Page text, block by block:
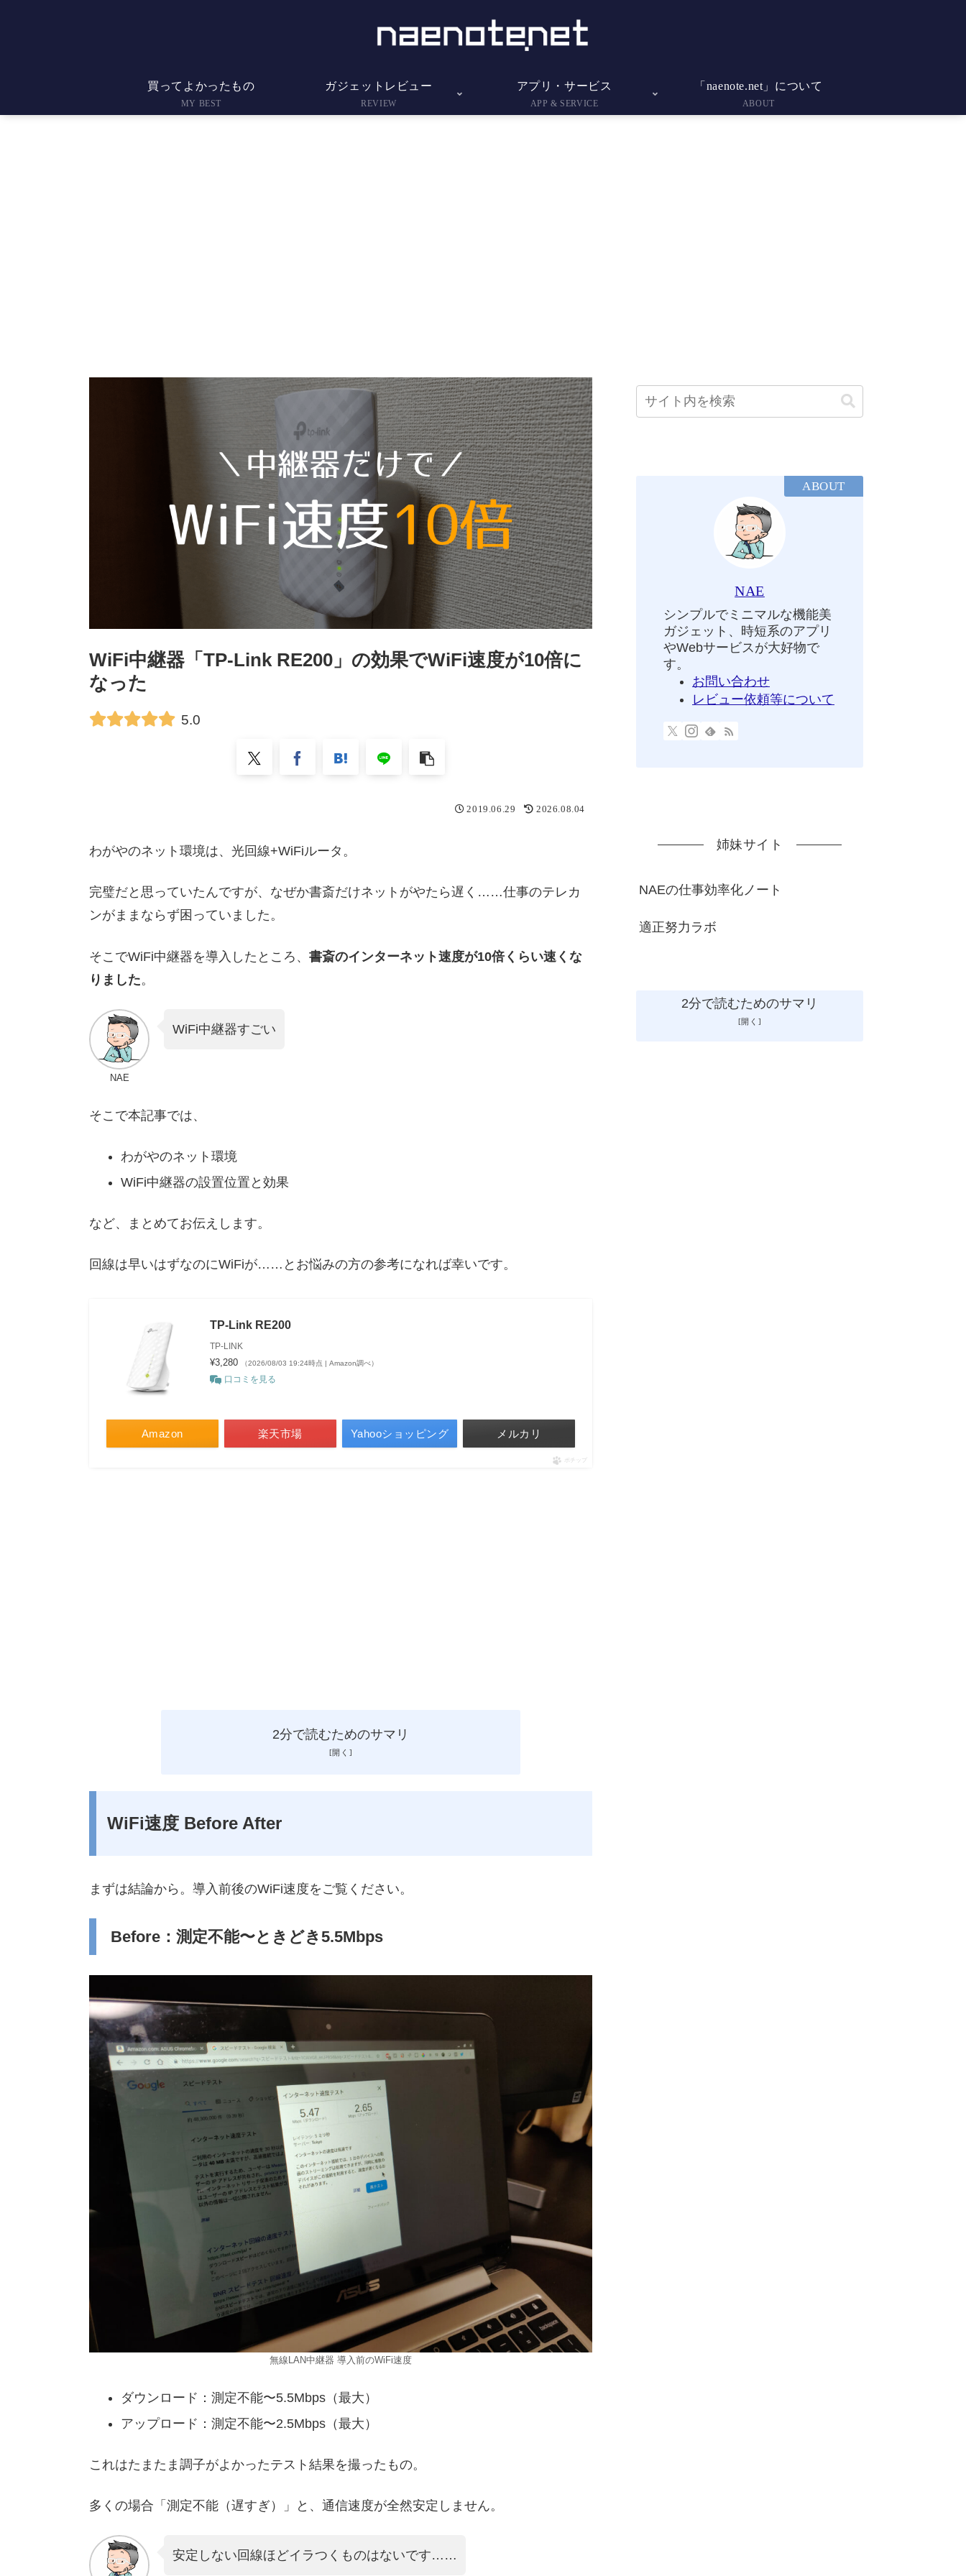
買ってよかったもの
MY BEST
ガジェットレビュー
REVIEW
アプリ・サービス
APP & SERVICE
「naenote.net」について
ABOUT
WiFi中継器「TP-Link RE200」の効果でWiFi速度が10倍に
なった
5.0
2019.06.29 2026.08.04
わがやのネット環境は、光回線+WiFiルータ。
完璧だと思っていたんですが、なぜか書斎だけネットがやたら遅く……仕事のテレカ
ンがままならず困っていました。
そこでWiFi中継器を導入したところ、 書斎のインターネット速度が10倍くらい速くな
りました。
NAE
WiFi中継器すごい
そこで本記事では、
わがやのネット環境
WiFi中継器の設置位置と効果
など、まとめてお伝えします。
回線は早いはずなのにWiFiが……とお悩みの方の参考になれば幸いです。
TP-Link RE200
TP-LINK
¥3,280 （2026/08/03 19:24時点 | Amazon調べ）
口コミを見る
Amazon 楽天市場 Yahooショッピング メルカリ
ポチップ
2分で読むためのサマリ
WiFi速度 Before After
まずは結論から。導入前後のWiFi速度をご覧ください。
Before：測定不能〜ときどき5.5Mbps
無線LAN中継器 導入前のWiFi速度
ダウンロード：測定不能〜5.5Mbps（最大）
アップロード：測定不能〜2.5Mbps（最大）
これはたまたま調子がよかったテスト結果を撮ったもの。
多くの場合「測定不能（遅すぎ）」と、通信速度が全然安定しません。
安定しない回線ほどイラつくものはないです……
ABOUT
NAE
シンプルでミニマルな機能美
ガジェット、時短系のアプリ
やWebサービスが大好物で
す。
お問い合わせ
レビュー依頼等について
姉妹サイト
NAEの仕事効率化ノート
適正努力ラボ
2分で読むためのサマリ